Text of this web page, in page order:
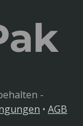
-
• AGB